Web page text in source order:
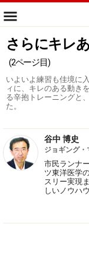
さらにキレ
(2ページ目)
いよいよ練習も佳境に
ィに、キレのある動き
る辛抱トレーニングと
た。
谷中 博史
ジョギング・
市民ランナ
ツ東洋医学
スリー実現
しいノウハ